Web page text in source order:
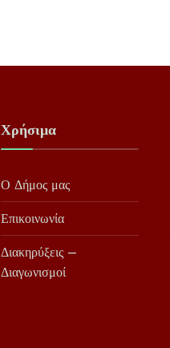
Χρήσιμα
Ο Δήμος μας
Επικοινωνία
Διακηρύξεις –
Διαγωνισμοί